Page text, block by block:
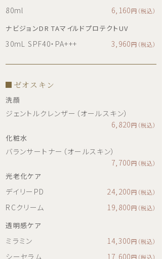
80ml 6,160円（税込）
ナビジョンDR TAマイルドプロテクトUV
30mL SPF40・PA+++ 3,960円（税込）
ゼオスキン
洗顔
ジェントルクレンザー（オールスキン）
6,820円（税込）
化粧水
バランサートナー（オールスキン）
7,700円（税込）
光老化ケア
デイリーPD 24,200円（税込）
RCクリーム 19,800円（税込）
透明感ケア
ミラミン 14,300円（税込）
シーセラム 17,600円（税込）